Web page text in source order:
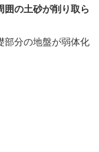
囲の土砂が削り取ら
部分の地盤が弱体化